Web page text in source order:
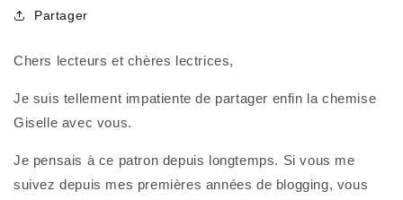
Partager
Chers lecteurs et chères lectrices,
Je suis tellement impatiente de partager enfin la chemise
Giselle avec vous.
Je pensais à ce patron depuis longtemps. Si vous me
suivez depuis mes premières années de blogging, vous